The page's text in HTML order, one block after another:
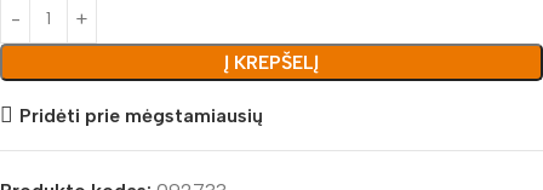
Į KREPŠELĮ
Pridėti prie mėgstamiausių